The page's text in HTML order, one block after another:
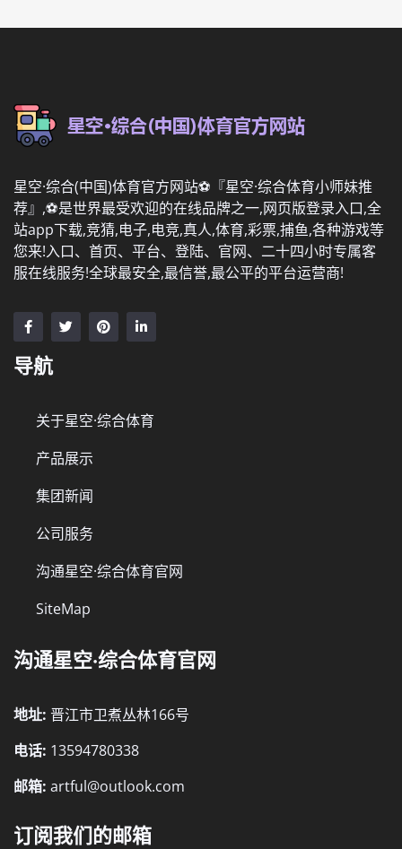
星空·综合(中国)体育官方网站⚽️『星空·综合体育小师妹推
荐』,⚽️是世界最受欢迎的在线品牌之一,网页版登录入口,全
站app下载,竞猜,电子,电竞,真人,体育,彩票,捕鱼,各种游戏等
您来!入口、首页、平台、登陆、官网、二十四小时专属客
服在线服务!全球最安全,最信誉,最公平的平台运营商!
导航
关于星空·综合体育
产品展示
集团新闻
公司服务
沟通星空·综合体育官网
SiteMap
沟通星空·综合体育官网
地址: 晋江市卫煮丛林166号
电话: 13594780338
邮箱: artful@outlook.com
订阅我们的邮箱